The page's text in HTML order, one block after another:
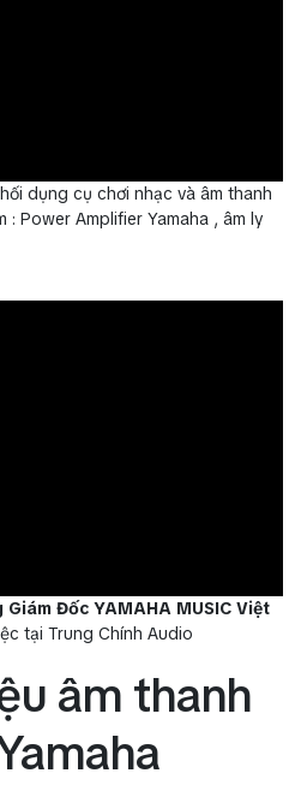
dụng cụ chơi nhạc và âm thanh
: Power Amplifier Yamaha , âm ly
Đốc YAMAHA MUSIC Việt
tại Trung Chính Audio
âm thanh